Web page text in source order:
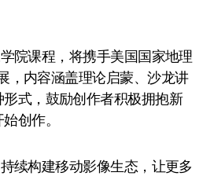
院课程，将携手美国国家地理
，内容涵盖理论启蒙、沙龙讲
式，鼓励创作者积极拥抱新
创作。
续构建移动影像生态，让更多